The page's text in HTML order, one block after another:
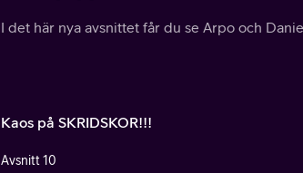
I det här nya avsnittet får du se Arpo och
Kaos på SKRIDSKOR!!!
Avsnitt 10